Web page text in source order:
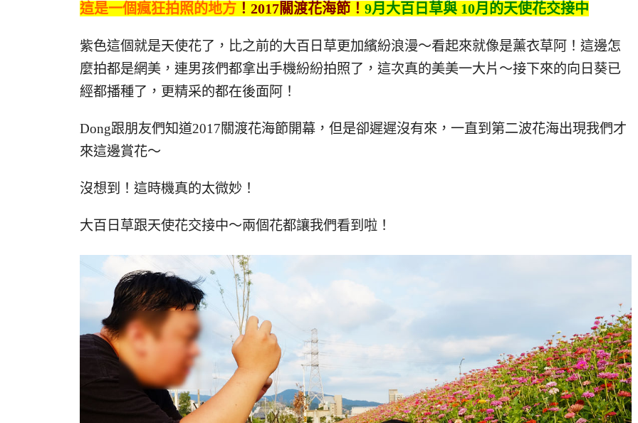
這是一個瘋狂拍照的地方 ！2017關渡花海節！ 9月大百日草與 10月的天使花交接中
紫色這個就是天使花了，比之前的大百日草更加繽紛浪漫～看起來就像是薰衣草阿！這邊怎
麼拍都是網美，連男孩們都拿出手機紛紛拍照了，這次真的美美一大片～接下來的向日葵已
經都播種了，更精采的都在後面阿！
Dong跟朋友們知道2017關渡花海節開幕，但是卻遲遲沒有來，一直到第二波花海出現我們才
來這邊賞花～
沒想到！這時機真的太微妙！
大百日草跟天使花交接中～兩個花都讓我們看到啦！